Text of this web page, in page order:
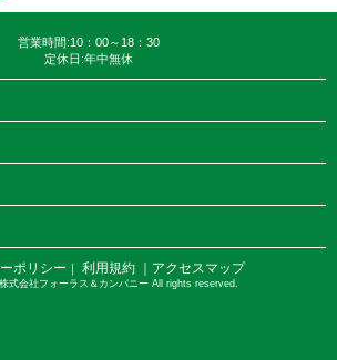
営業時間:10：00～18：30
定休日:年中無休
ポリシー 利用規約 ｜アクセスマップ
式会社フォーラス＆カンパニー All rights reserved.